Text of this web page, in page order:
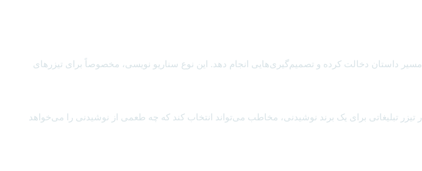
داستان دخالت کرده و تصمیم‌گیری‌هایی انجام دهد. این نوع سناریو نویسی، مخصوصاً برای تیزرهای
تبلیغاتی برای یک برند نوشیدنی، مخاطب می‌تواند انتخاب کند که چه طعمی از نوشیدنی را می‌خواهد